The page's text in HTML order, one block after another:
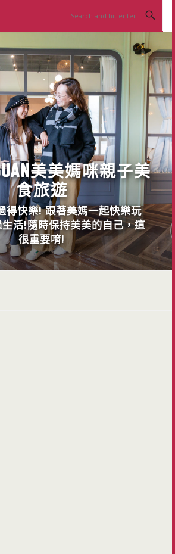
美美媽咪親子美
食旅遊
得快樂! 跟著美媽一起快樂玩
活!隨時保持美美的自己，這
很重要唷!